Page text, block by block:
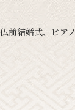
前結婚式、ピアノ